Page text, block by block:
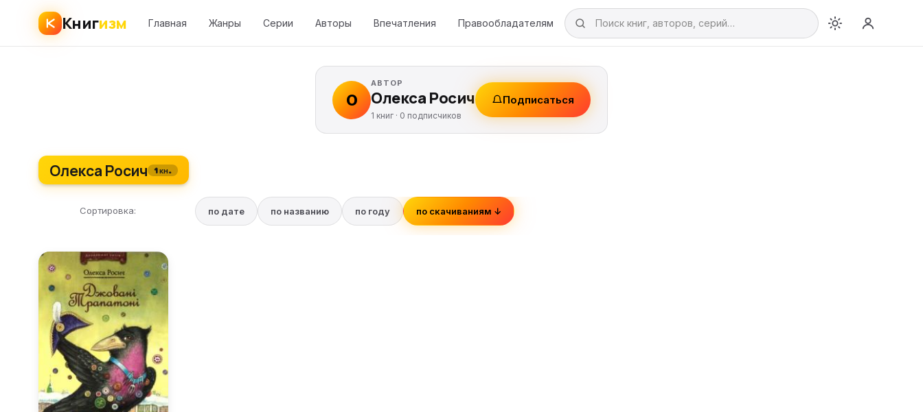
Книгизм Главная Жанры Серии Авторы Впечатления Правообладателям
О
АВТОР
Олекса Росич
1 книг · 0 подписчиков
Подписаться
Олекса Росич 1 кн.
Сортировка: по дате по названию по году по скачиваниям ↓